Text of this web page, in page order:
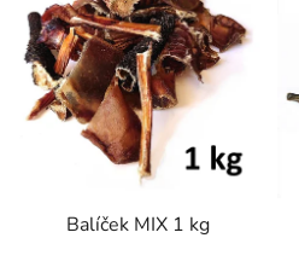
Balíček MIX 1 kg